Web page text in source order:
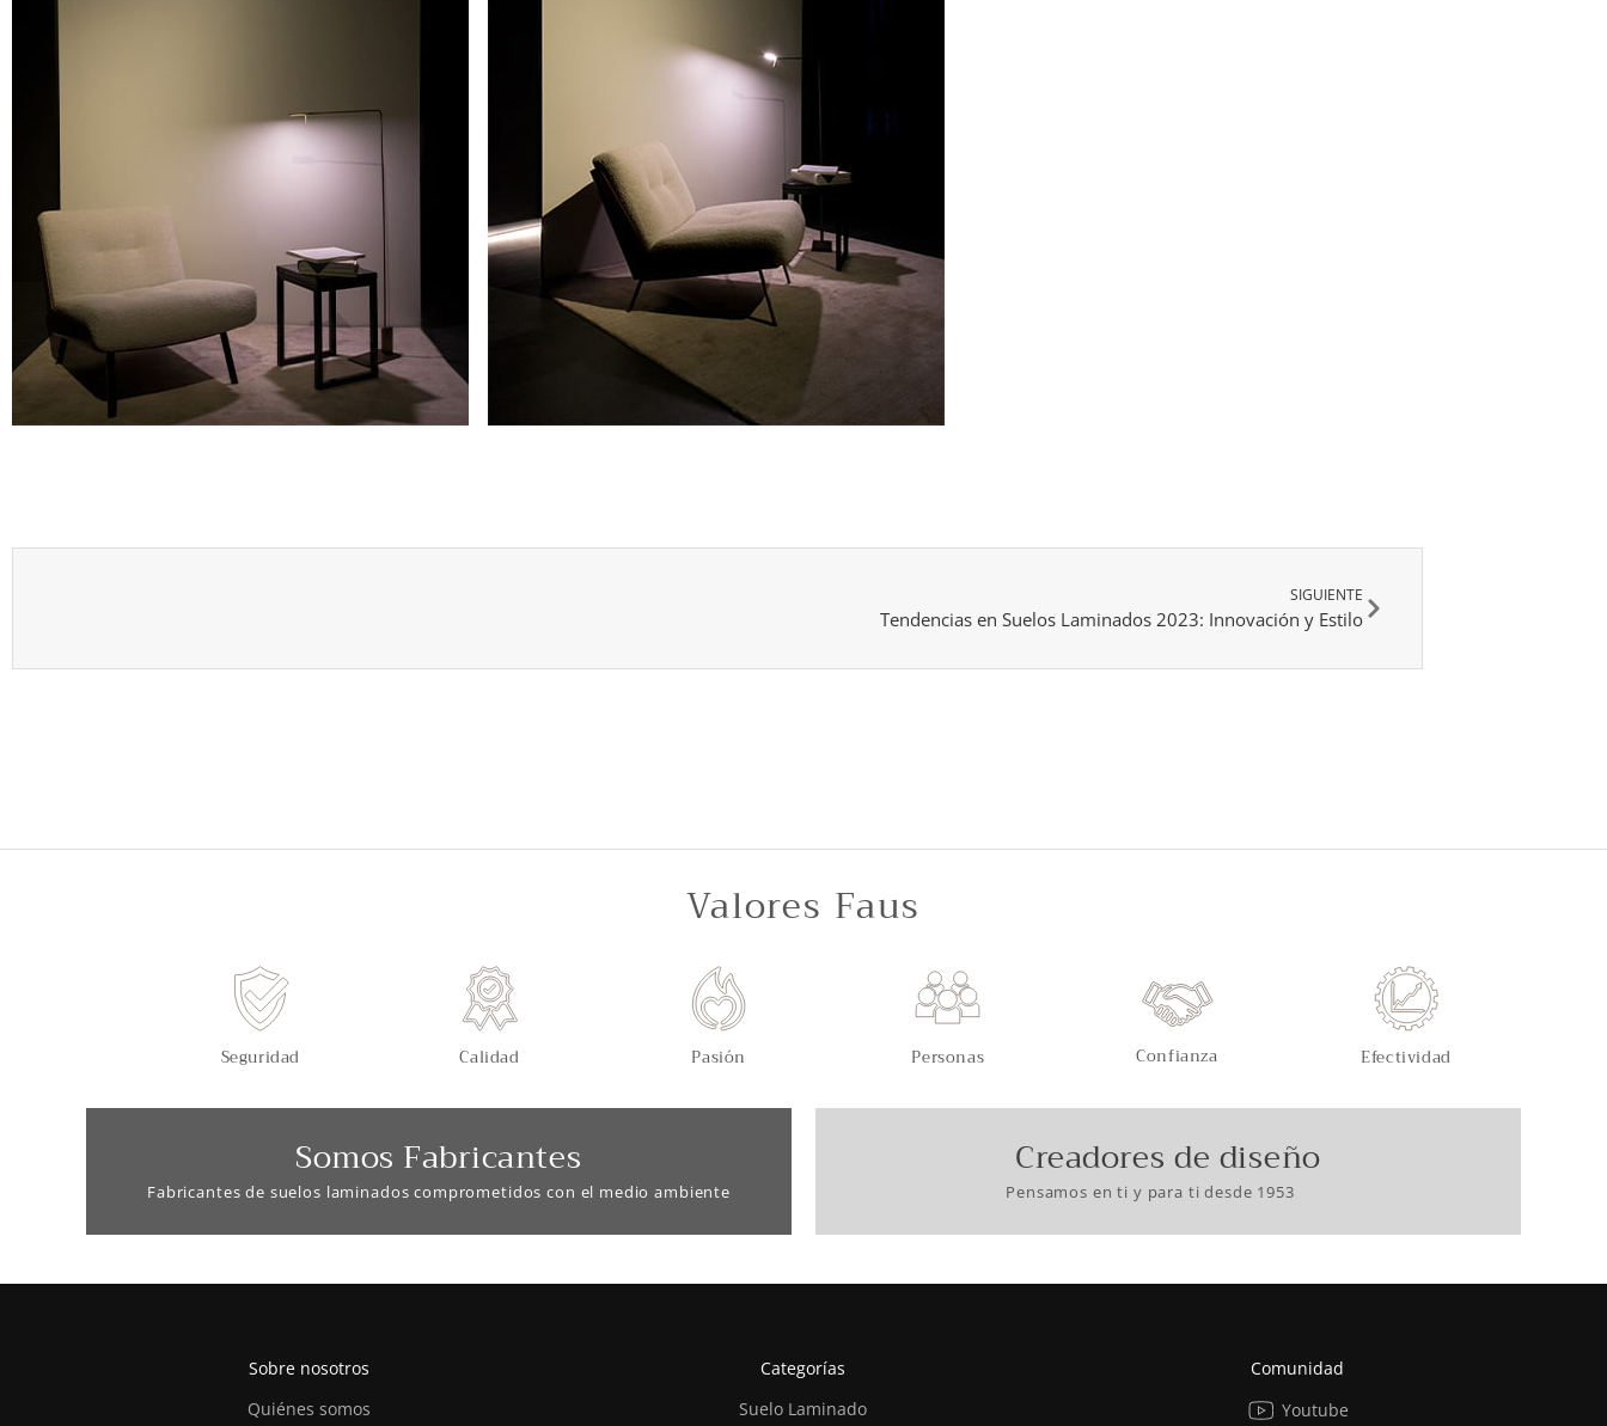
SIGUIENTE
Tendencias en Suelos Laminados 2023: Innovación y Estilo
Valores Faus
Seguridad Calidad Pasión Personas Confianza Efectividad
Somos Fabricantes
Fabricantes de suelos laminados comprometidos con el medio ambiente
Creadores de diseño
Pensamos en ti y para ti desde 1953
Sobre nosotros
Quiénes somos
Categorías
Suelo Laminado
Comunidad
Youtube